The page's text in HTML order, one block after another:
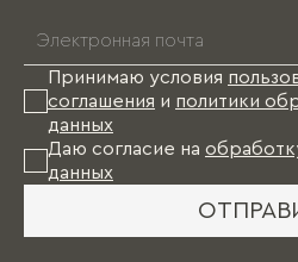
Принимаю условия
соглашения и политики
данных
Даю согласие на
данных